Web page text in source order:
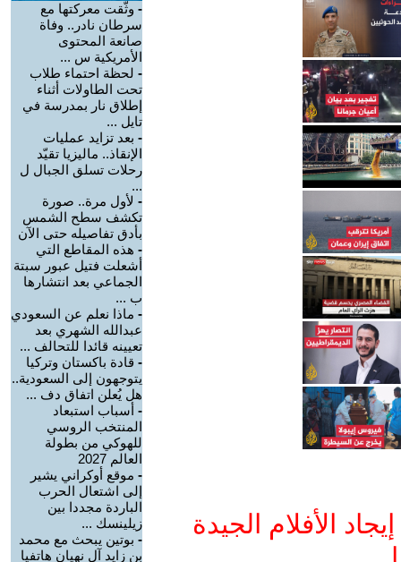
الأفلام الجيدة
- وثّقت معركتها مع
سرطان نادر.. وفاة
صانعة المحتوى
الأمريكية س ...
- لحظة احتماء طلاب
تحت الطاولات أثناء
إطلاق نار بمدرسة في
تايل ...
- بعد تزايد عمليات
الإنقاذ.. ماليزيا تقيّد
رحلات تسلق الجبال ل
...
- لأول مرة.. صورة
تكشف سطح الشمس
بأدق تفاصيله حتى الآن
- هذه المقاطع التي
أشعلت فتيل عبور سبتة
الجماعي بعد انتشارها
ب ...
- ماذا نعلم عن السعودي
عبدالله الشهري بعد
تعيينه قائدا للتحالف ...
- قادة باكستان وتركيا
يتوجهون إلى السعودية..
هل يُعلن اتفاق دف ...
- أسباب استبعاد
المنتخب الروسي
للهوكي من بطولة
العالم 2027
- موقع أوكراني يشير
إلى اشتعال الحرب
الباردة مجددا بين
زيلينسك ...
- بوتين يبحث مع محمد
بن زايد آل نهيان هاتفيا